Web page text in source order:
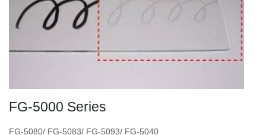
FG-5000 Series
FG-5080/ FG-5083/ FG-5093/ FG-5040